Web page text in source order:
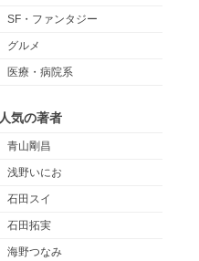
SF・ファンタジー
グルメ
医療・病院系
人気の著者
青山剛昌
浅野いにお
石田スイ
石田拓実
海野つなみ